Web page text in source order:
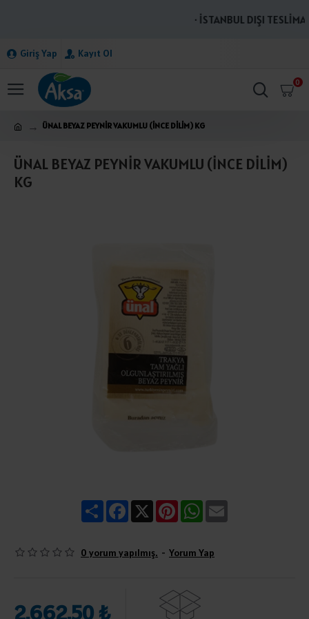
· İSTANBUL DIŞI
Giriş Yap Kayıt Ol
0
ÜNAL BEYAZ PEYNİR VAKUMLU (İNCE DİLİM) KG
ÜNAL BEYAZ PEYNİR VAKUMLU (İNCE DİLİM)
KG
ShareFacebook
X PinterestWhatsApp
0 yorum yapılmış. - Yorum Yap
2.662,50 ₺